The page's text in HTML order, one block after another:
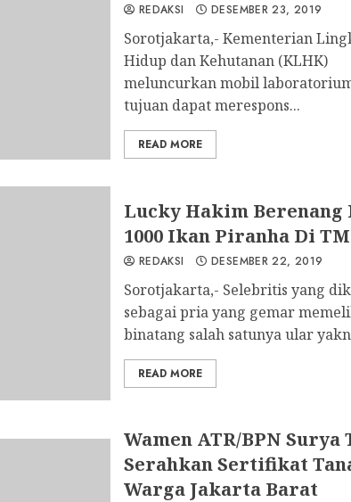
REDAKSI DESEMBER 23, 2019
Sorotjakarta,- Kementerian
Hidup dan Kehutanan (KLHK)
meluncurkan mobil
tujuan dapat merespons...
READ MORE
Lucky Hakim Berenang
1000 Ikan Piranha Di
REDAKSI DESEMBER 22, 2019
Sorotjakarta,- Selebritis yang
sebagai pria yang gemar
binatang salah satunya ular
READ MORE
Wamen ATR/BPN Surya
Serahkan Sertifikat
Warga Jakarta Barat